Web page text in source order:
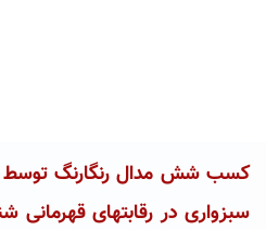
کسب شش مدال رنگارنگ توسط
سبزواری در رقابتهای قهرمانی